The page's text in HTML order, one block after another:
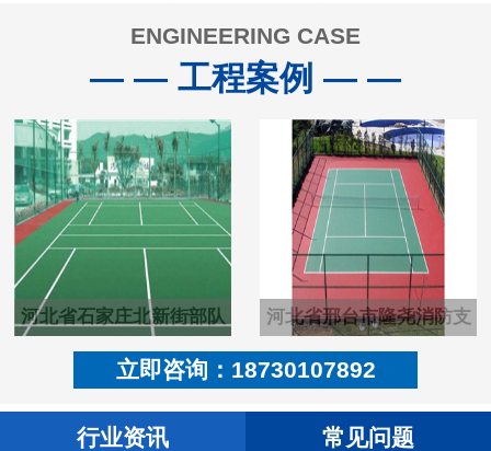
ENGINEERING CASE
— — 工程案例 — —
河北省石家庄北新街部队
塑胶pu羽毛球场
河北省邢台市隆尧消防支
队硬地丙烯酸篮球场
立即咨询：18730107892
行业资讯 常见问题